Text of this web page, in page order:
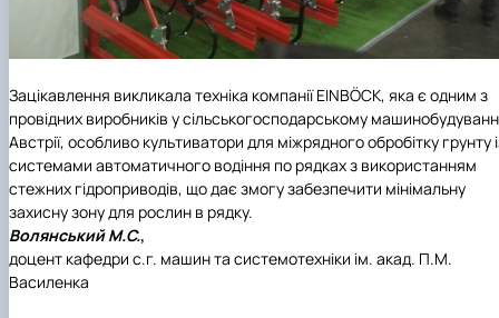
Зацікавлення викликала техніка компанії EINBÖCK, яка є одним з
провідних виробників у сільськогосподарському
Австрії, особливо культиватори для міжрядного обробітку грунту
системами автоматичного водіння по рядках з використанням
стежних гідроприводів, що дає змогу забезпечити мінімальну
захисну зону для рослин в рядку.
Волянський М.С.,
доцент кафедри с.г. машин та системотехніки ім. акад. П.М.
Василенка